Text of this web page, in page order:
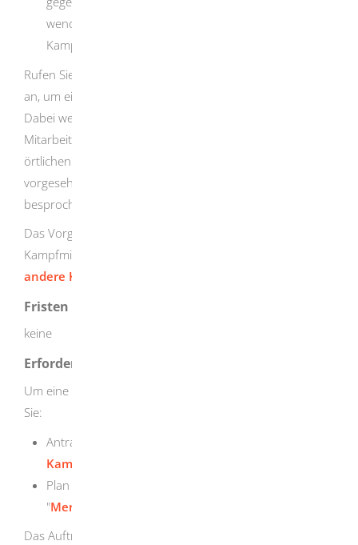
wenden Sie sich an die Zentrale des
Kampfmittelbeseitigungsdienstes.
Rufen Sie unter der Telefonnummer 0711-904 400-00
an, um einen Ortstermin zu vereinbaren.
Dabei werden mit dem Auftraggeber und einem
Mitarbeiter des Kampfmittelbeseitigungsdienstes die
örtlichen Gegebenheiten begutachtet und je nach
vorgesehener Maßnahme das weitere Vorgehen
besprochen.
Das Vorgehen und Verhalten im Fall des Auffindens von
Kampfmitteln finden Sie unter „
andere Kampfmittel melden
Fristen
keine
Erforderliche Unterlagen
Um eine Luftbildauswertung zu beantragen, benötigen
Sie:
Antragsformular "
Kampfmittelvorerkundung/ Luftbildauswertung
Plan des Untersuchungsgebietes (siehe auch
"Merkblatt zum Antragsformular
Das Auftragsformular finden Sie auch auf der